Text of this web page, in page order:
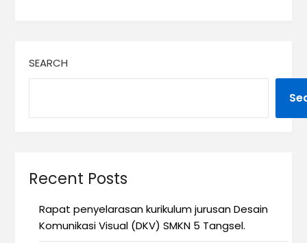
SEARCH
Recent Posts
Rapat penyelarasan kurikulum jurusan Desain
Komunikasi Visual (DKV) SMKN 5 Tangsel.